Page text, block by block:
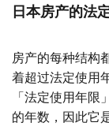
日本房产的法
房产的每种结构
着超过法定使用
「法定使用年
的年数，因此它